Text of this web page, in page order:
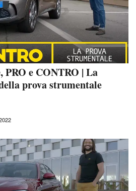
PRO e CONTRO | La
prova strumentale